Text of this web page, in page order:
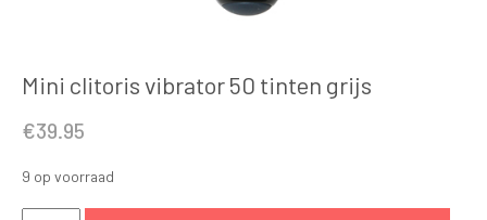
Mini clitoris vibrator 50 tinten grijs
€39.95
9 op voorraad